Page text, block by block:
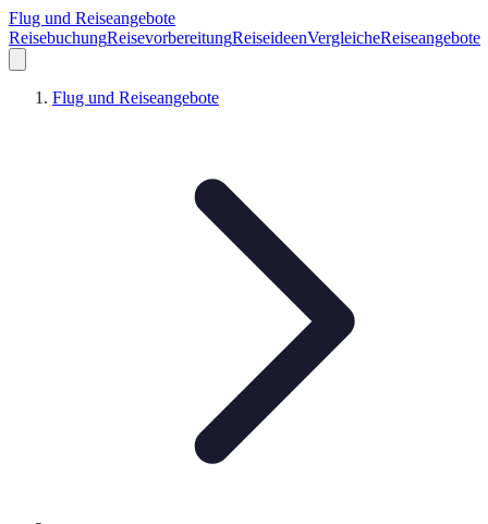
Flug und Reiseangebote
ReisebuchungReisevorbereitungReiseideenVergleicheReiseangebote
Flug und Reiseangebote